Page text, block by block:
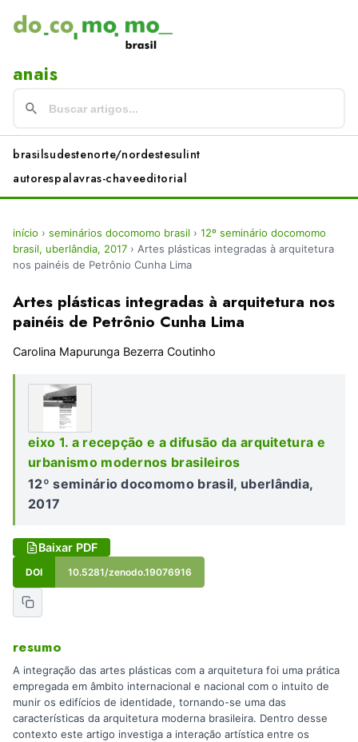
anais
brasilsudestenorte/nordestesulint
autorespalavras-chaveeditorial
início › seminários docomomo brasil › 12º seminário docomomo
brasil, uberlândia, 2017 › Artes plásticas integradas à arquitetura
nos painéis de Petrônio Cunha Lima
Artes plásticas integradas à arquitetura nos
painéis de Petrônio Cunha Lima
Carolina Mapurunga Bezerra Coutinho
eixo 1. a recepção e a difusão da arquitetura e
urbanismo modernos brasileiros
12º seminário docomomo brasil, uberlândia,
2017
Baixar PDF
DOI 10.5281/zenodo.19076916
resumo
A integração das artes plásticas com a arquitetura foi uma prática
empregada em âmbito internacional e nacional com o intuito de
munir os edifícios de identidade, tornando-se uma das
características da arquitetura moderna brasileira. Dentro desse
contexto este artigo investiga a interação artística entre os